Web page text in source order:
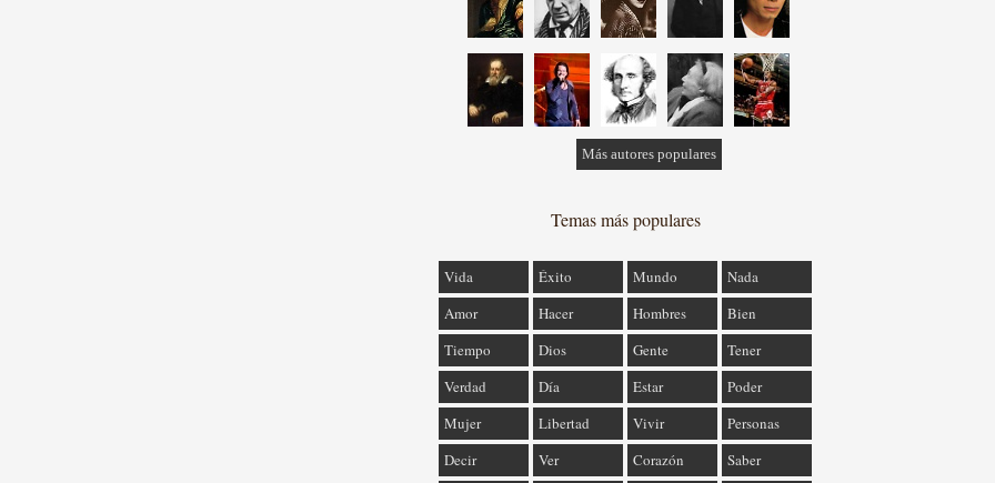
Más autores populares
Temas más populares
Vida Éxito Mundo
Nada
Amor
Hacer Hombres
Bien
Tiempo
Dios Gente
Tener
Verdad
Día Estar
Poder
Mujer
Libertad Vivir
Personas
Decir
Ver Corazón Saber